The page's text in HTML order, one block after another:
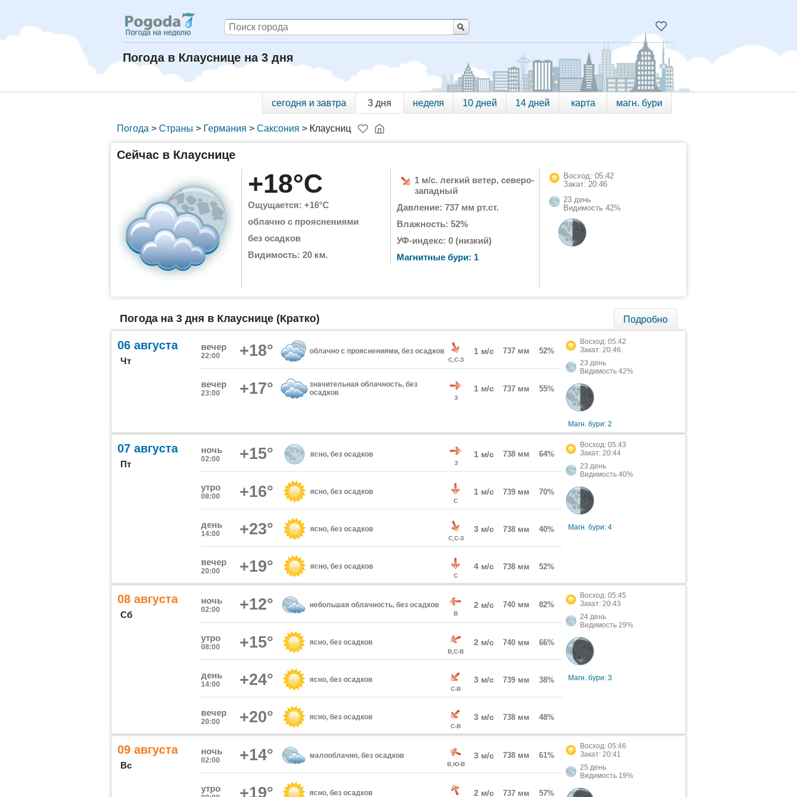
Погода в Клауснице на 3 дня
сегодня и завтра 3 дня неделя 10 дней 14 дней карта магн. бури
Погода > Страны > Германия > Саксония > Клаусниц
Сейчас в Клауснице
+18°C
Ощущается: +16°C
облачно с прояснениями
без осадков
Видимость: 20 км.
1 м/с. легкий ветер, северо-
западный
Давление: 737 мм рт.ст.
Влажность: 52%
УФ-индекс: 0 (низкий)
Магнитные бури: 1
Восход: 05:42
Закат: 20:46
23 день
Видимость 42%
Погода на 3 дня в Клауснице (Кратко) Подробно
06 августа
Чт
вечер
22:00 +18° облачно с прояснениями, без осадков
С,С-З
1 м/с 737 мм 52%
вечер
23:00 +17°
значительная облачность, без
осадков
З
1 м/с 737 мм 55%
Восход: 05:42
Закат: 20:46
23 день
Видимость 42%
Магн. бури: 2
07 августа
Пт
ночь
02:00 +15° ясно, без осадков
З
1 м/с 738 мм 64%
утро
08:00 +16° ясно, без осадков
С
1 м/с 739 мм 70%
день
14:00 +23° ясно, без осадков
С,С-З
3 м/с 738 мм 40%
вечер
20:00 +19° ясно, без осадков
С
4 м/с 738 мм 52%
Восход: 05:43
Закат: 20:44
23 день
Видимость 40%
Магн. бури: 4
08 августа
Сб
ночь
02:00 +12° небольшая облачность, без осадков
В
2 м/с 740 мм 82%
утро
08:00 +15° ясно, без осадков
В,С-В
2 м/с 740 мм 66%
день
14:00 +24° ясно, без осадков
С-В
3 м/с 739 мм 38%
вечер
20:00 +20° ясно, без осадков
С-В
3 м/с 738 мм 48%
Восход: 05:45
Закат: 20:43
24 день
Видимость 29%
Магн. бури: 3
09 августа
Вс
ночь
02:00 +14° малооблачно, без осадков
В,Ю-В
3 м/с 738 мм 61%
утро +19° ясно, без осадков 2 м/с 737 мм 57%
Восход: 05:46
Закат: 20:41
25 день
Видимость 19%